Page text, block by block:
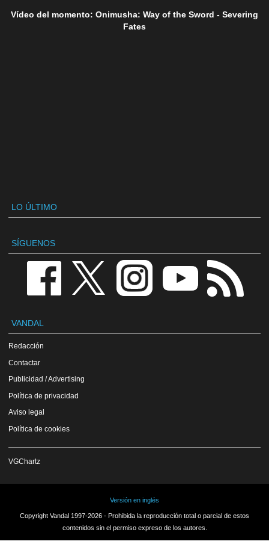
Vídeo del momento: Onimusha: Way of the Sword - Severing
Fates
LO ÚLTIMO
SÍGUENOS
VANDAL
Redacción
Contactar
Publicidad / Advertising
Política de privacidad
Aviso legal
Política de cookies
VGChartz
Versión en inglés
Copyright Vandal 1997-2026 - Prohibida la reproducción total o parcial de estos
contenidos sin el permiso expreso de los autores.